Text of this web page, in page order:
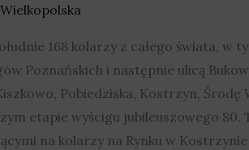
Wielkopolska
168 kolarzy z całego świata, w
Poznańskich i następnie ulicą
Pobiedziska, Kostrzyn,
etapie wyścigu jubileuszowego 80.
na kolarzy na Rynku w